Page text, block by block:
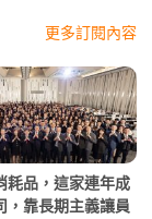
更多訂閱內容
耗品，這家連年成
，靠長期主義讓員